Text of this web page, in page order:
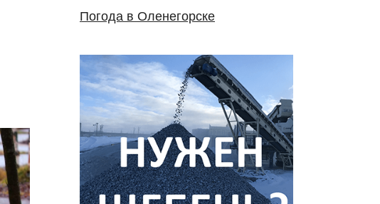
Погода в Оленегорске